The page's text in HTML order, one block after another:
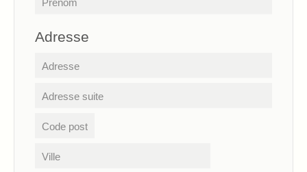
Adresse